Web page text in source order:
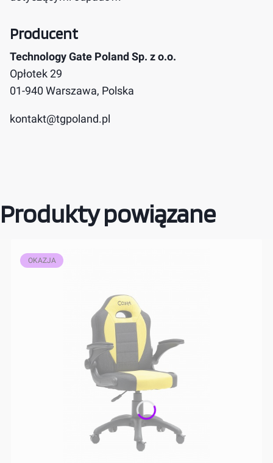
Producent
Technology Gate Poland Sp. z o.o.
Opłotek 29
01-940 Warszawa, Polska
kontakt@tgpoland.pl
Produkty powiązane
OKAZJA